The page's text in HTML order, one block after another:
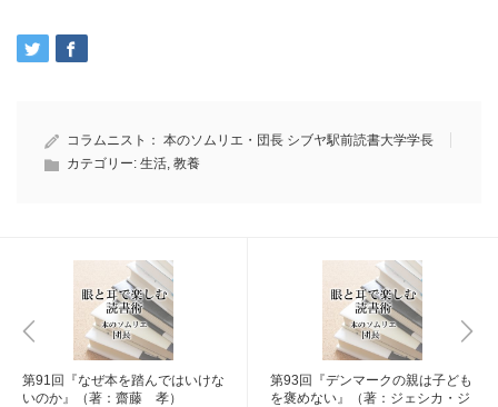
コラムニスト： 本のソムリエ・団長 シブヤ駅前読書大学学長
カテゴリー: 生活, 教養
第91回『なぜ本を踏んではいけな
いのか』（著：齋藤 孝）
第93回『デンマークの親は子ども
を褒めない』（著：ジェシカ・ジ